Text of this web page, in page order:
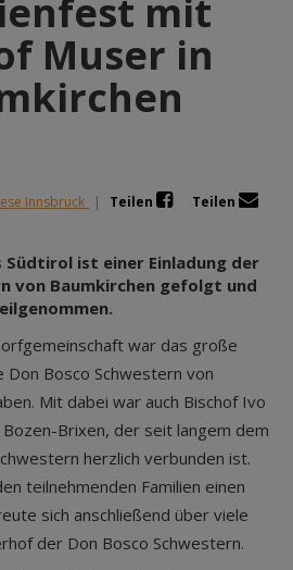
mit
Muser in
Innsbruck | Teilen
Teilen
Südtirol ist einer Einladung der
von Baumkirchen gefolgt und
war das große
Don Bosco Schwestern von
Mit dabei war auch Bischof Ivo
Brixen, der seit langem dem
herzlich verbunden ist.
teilnehmenden Familien einen
sich anschließend über viele
der Don Bosco Schwestern.